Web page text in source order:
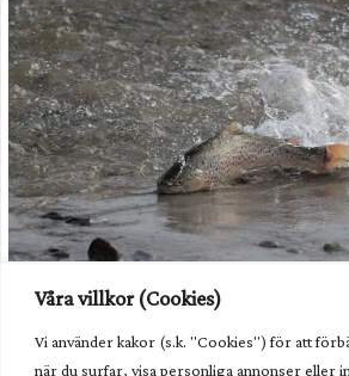
Våra villkor (Cookies)
Vi använder kakor (s.k. "Cookies") för att
när du surfar, visa personliga annonser eller
odling av utsättning. Foto: Havs- och
Unik fisk behöver fortsatt hjälp